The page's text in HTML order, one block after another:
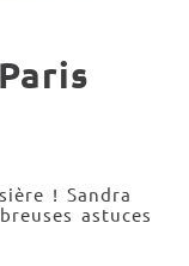
! Sandra
astuces